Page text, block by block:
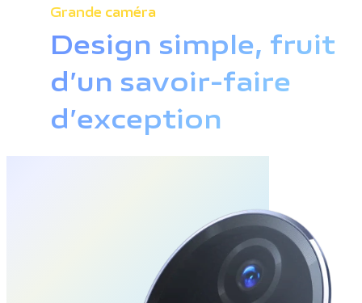
Grande caméra
Design simple, fruit
d’un savoir-faire
d’exception